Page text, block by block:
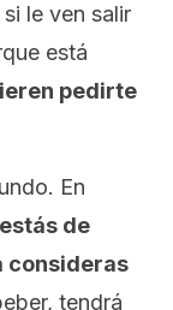
le ven salir
está
pedirte
En
de
consideras
tendrá